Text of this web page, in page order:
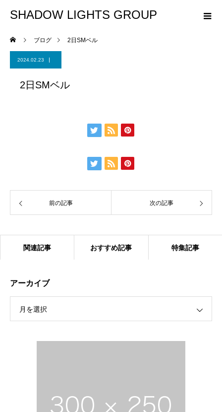
SHADOW LIGHTS GROUP
ブログ 2日SMベル
2024.02.23
2日SMベル
前の記事 次の記事
関連記事 おすすめ記事 特集記事
アーカイブ
月を選択